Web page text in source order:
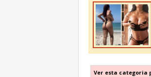
Ver esta categoria